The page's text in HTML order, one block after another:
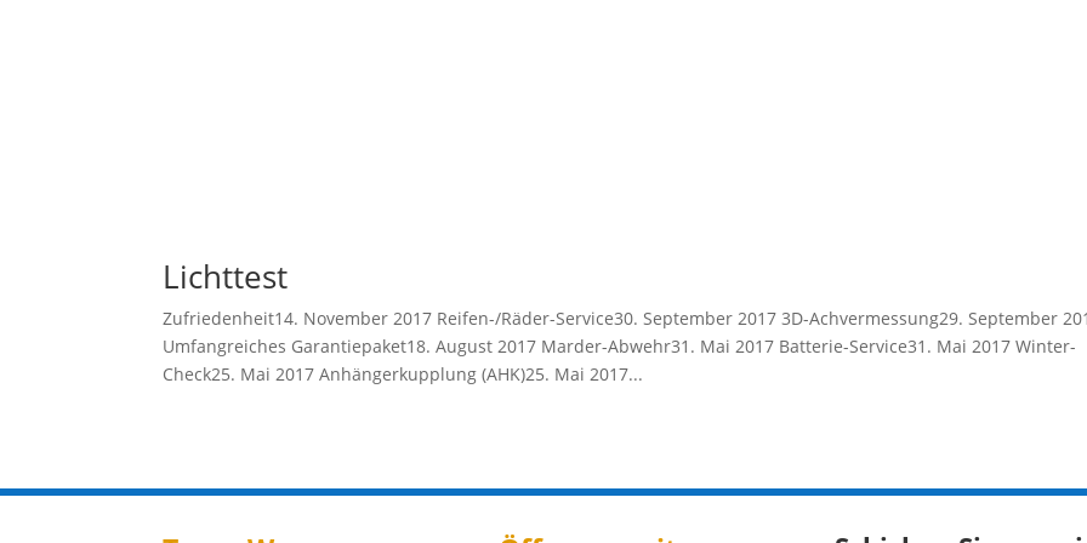
Lichttest
Zufriedenheit14. November 2017 Reifen-/Räder-Service30. September 2017 3D-Achvermessung29. September
Umfangreiches Garantiepaket18. August 2017 Marder-Abwehr31. Mai 2017 Batterie-Service31. Mai 2017 Winter-
Check25. Mai 2017 Anhängerkupplung (AHK)25. Mai 2017...